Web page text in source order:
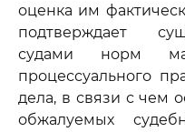
оценка им
подтверждает
судами норм
процессуального
дела, в связи с чем
обжалуемых